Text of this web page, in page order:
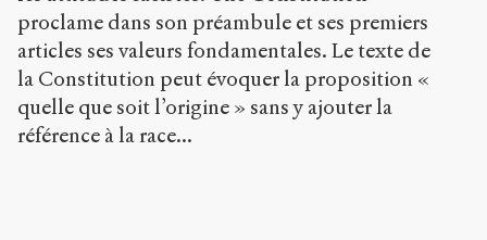
i
c
l
e
s
/
proclame dans son préambule et ses premiers
articles ses valeurs fondamentales. Le texte de
la Constitution peut évoquer la proposition «
quelle que soit l’origine » sans y ajouter la
référence à la race...